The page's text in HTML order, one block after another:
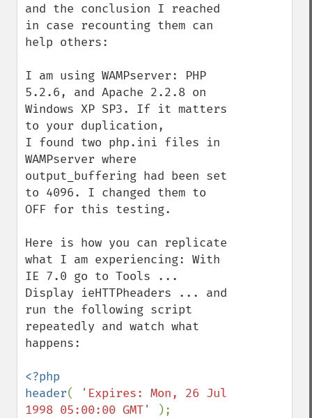
and the conclusion I reached
in case recounting them can
help others:
I am using WAMPserver: PHP
5.2.6, and Apache 2.2.8 on
Windows XP SP3. If it matters
to your duplication,
I found two php.ini files in
WAMPserver where
output_buffering had been set
to 4096. I changed them to
OFF for this testing.
Here is how you can replicate
what I am experiencing: With
IE 7.0 go to Tools ...
Display ieHTTPheaders ... and
run the following script
repeatedly and watch what
happens:
<?php
header(
'Expires: Mon, 26 Jul
1998 05:00:00 GMT'